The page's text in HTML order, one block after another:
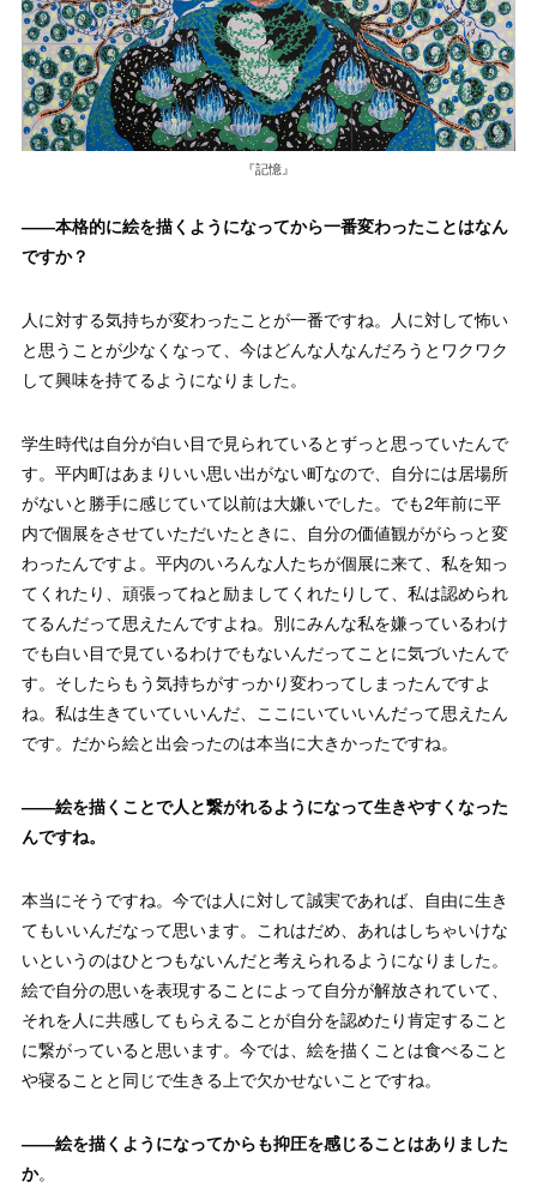
『記憶』
——本格的に絵を描くようになってから一番変わったことはなん
ですか？
人に対する気持ちが変わったことが一番ですね。人に対して怖い
と思うことが少なくなって、今はどんな人なんだろうとワクワク
して興味を持てるようになりました。
学生時代は自分が白い目で見られているとずっと思っていたんで
す。平内町はあまりいい思い出がない町なので、自分には居場所
がないと勝手に感じていて以前は大嫌いでした。でも2年前に平
内で個展をさせていただいたときに、自分の価値観ががらっと変
わったんですよ。平内のいろんな人たちが個展に来て、私を知っ
てくれたり、頑張ってねと励ましてくれたりして、私は認められ
てるんだって思えたんですよね。別にみんな私を嫌っているわけ
でも白い目で見ているわけでもないんだってことに気づいたんで
す。そしたらもう気持ちがすっかり変わってしまったんですよ
ね。私は生きていていいんだ、ここにいていいんだって思えたん
です。だから絵と出会ったのは本当に大きかったですね。
——絵を描くことで人と繋がれるようになって生きやすくなった
んですね。
本当にそうですね。今では人に対して誠実であれば、自由に生き
てもいいんだなって思います。これはだめ、あれはしちゃいけな
いというのはひとつもないんだと考えられるようになりました。
絵で自分の思いを表現することによって自分が解放されていて、
それを人に共感してもらえることが自分を認めたり肯定すること
に繋がっていると思います。今では、絵を描くことは食べること
や寝ることと同じで生きる上で欠かせないことですね。
——絵を描くようになってからも抑圧を感じることはありました
か。